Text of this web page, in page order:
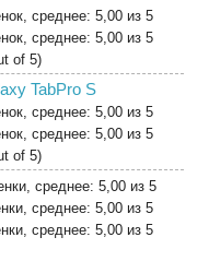
of 5)
TabPro S
of 5)